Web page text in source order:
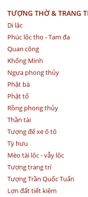
TƯỢNG THỜ & TRANG
Di lặc
Phúc lộc thọ - Tam đa
Quan công
Khổng Minh
Ngựa phong thủy
Phật bà
Phật tổ
Rồng phong thủy
Thần tài
Tượng để xe ô tô
Tỳ hưu
Mèo tài lộc - vẫy lộc
Tượng trang trí
Tượng Trần Quốc Tuấn
Lợn đất tiết kiệm